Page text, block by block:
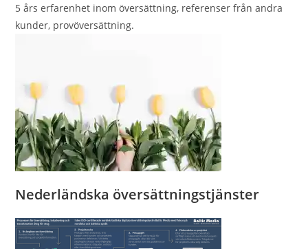
5 års erfarenhet inom översättning, referenser från andra
kunder, provöversättning.
Nederländska översättningstjänster